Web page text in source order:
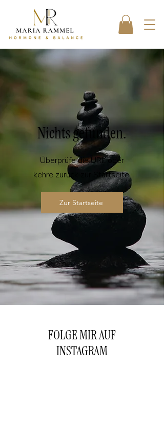
Nichts gefunden.
Überprüfe die URL oder
kehre zurück zur Startseite.
Zur Startseite
FOLGE MIR AUF
INSTAGRAM